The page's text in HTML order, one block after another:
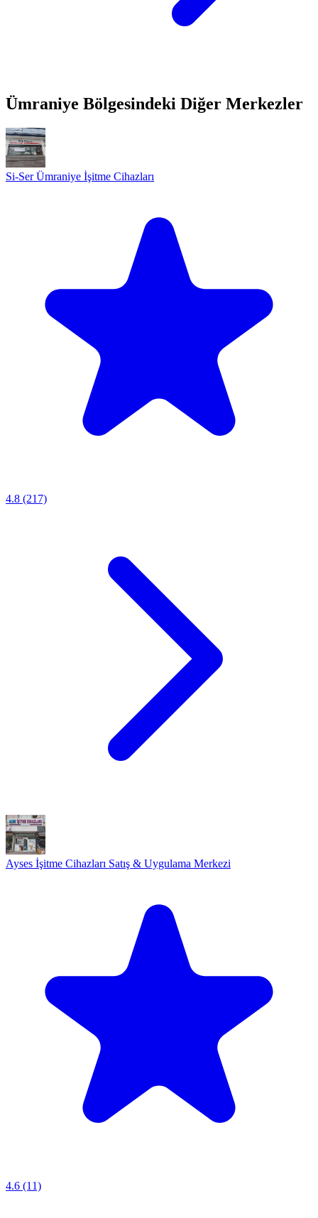
Ümraniye Bölgesindeki Diğer Merkezler
Si-Ser Ümraniye İşitme Cihazları
4.8 (217)
Ayses İşitme Cihazları Satış & Uygulama Merkezi
4.6 (11)